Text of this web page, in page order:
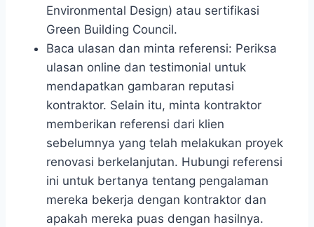
Environmental Design) atau sertifikasi
Green Building Council.
Baca ulasan dan minta referensi: Periksa
ulasan online dan testimonial untuk
mendapatkan gambaran reputasi
kontraktor. Selain itu, minta kontraktor
memberikan referensi dari klien
sebelumnya yang telah melakukan proyek
renovasi berkelanjutan. Hubungi referensi
ini untuk bertanya tentang pengalaman
mereka bekerja dengan kontraktor dan
apakah mereka puas dengan hasilnya.